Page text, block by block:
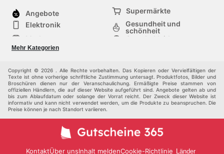
Angebote
Supermärkte
Elektronik
Gesundheit und
schönheit
Mode
Sportbekleidung
Baumarkt
Mehr Kategorien
Copyright © 2026 . Alle Rechte vorbehalten. Das Kopieren oder Vervielfältigen der
Texte ist ohne vorherige schriftliche Zustimmung untersagt. Produktfotos, Bilder und
Broschüren dienen nur der Veranschaulichung. Ermäßigte Preise stammen von
offiziellen Händlern, die auf dieser Website aufgeführt sind. Angebote gelten ab und
bis zum Ablaufdatum oder solange der Vorrat reicht. Der Zweck dieser Website ist
informativ und kann nicht verwendet werden, um die Produkte zu beanspruchen. Die
Preise können je nach Standort variieren.
KontaktÜber unsInhalt meldenCookie-Richtlinie Länder